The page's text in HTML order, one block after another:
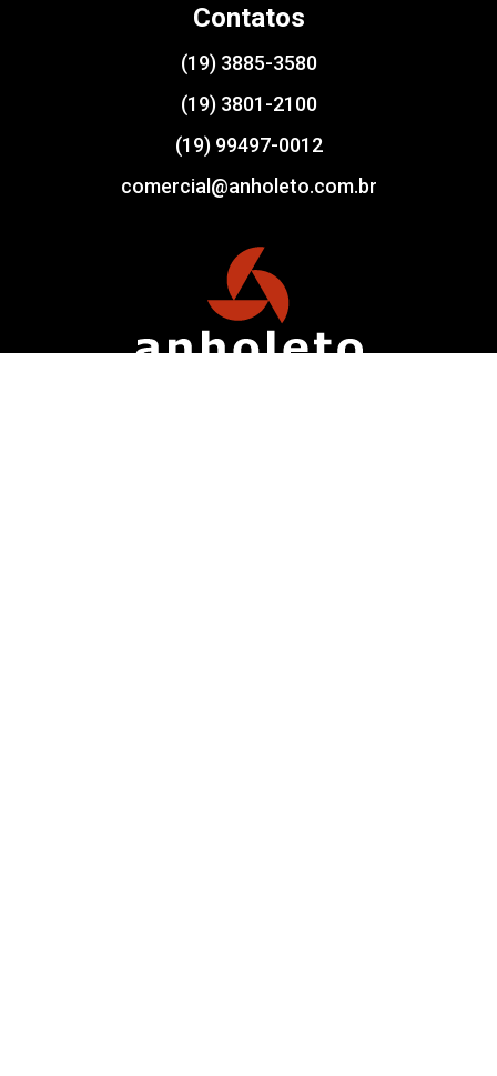
Contatos
(19) 3885-3580
(19) 3801-2100
(19) 99497-0012
comercial@anholeto.com.br